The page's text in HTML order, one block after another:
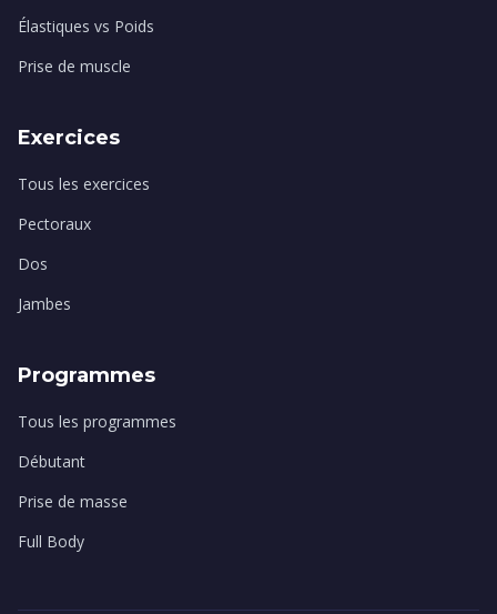
Élastiques vs Poids
Prise de muscle
Exercices
Tous les exercices
Pectoraux
Dos
Jambes
Programmes
Tous les programmes
Débutant
Prise de masse
Full Body